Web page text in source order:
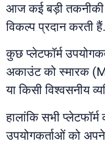
आज कई बड़ी तकनीकी
विकल्प प्रदान करती हैं.
कुछ प्लेटफॉर्म
अकाउंट को स्मारक
या किसी विश्वसनीय
हालांकि सभी
उपयोगकर्ताओं को